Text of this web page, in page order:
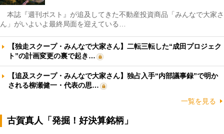
本誌『週刊ポスト』が追及してきた不動産投資商品「みんなで大家さ
ん」がいよいよ最終局面を迎えている…
【独走スクープ・みんなで大家さん】二転三転した“成田プロジェク
ト”の計画変更の裏で起き…
【追及スクープ・みんなで大家さん】独占入手“内部議事録”で明か
される柳瀬健一・代表の思…
一覧を見る
古賀真人「発掘！好決算銘柄」